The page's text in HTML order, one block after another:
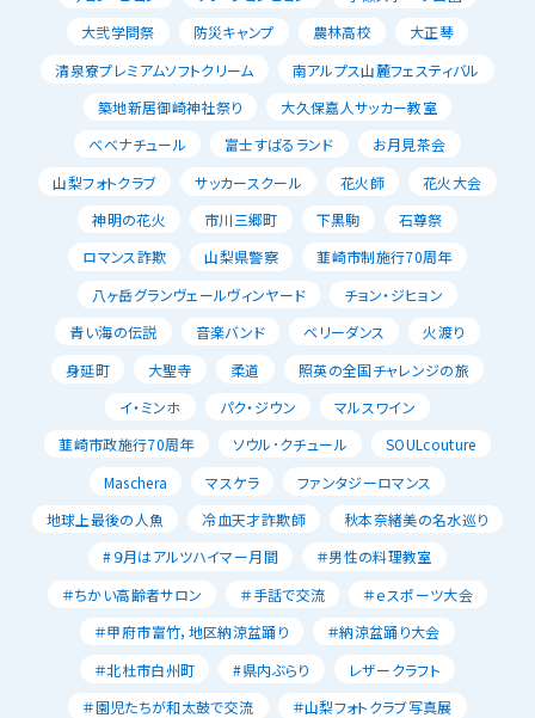
大弐学問祭
防災キャンプ 農林高校
大正琴
清泉寮プレミアムソフトクリーム
南アルプス山麓フェスティバル
築地新居御崎神社祭り
大久保嘉人サッカー教室
べべナチュール
富士すばるランド
お月見茶会
山梨フォトクラブ
サッカースクール 花火師
花火大会
神明の花火
市川三郷町 下黒駒
石尊祭
ロマンス詐欺
山梨県警察
韮崎市制施行70周年
八ヶ岳グランヴェールヴィンヤード
チョン・ジヒョン
青い海の伝説
音楽バンド ベリーダンス
火渡り
身延町
大聖寺 柔道
照英の全国チャレンジの旅
イ・ミンホ
パク・ジウン
マルスワイン
韮崎市政施行70周年
ソウル･クチュール
SOULcouture
Maschera
マスケラ
ファンタジーロマンス
地球上最後の人魚
冷血天才詐欺師
秋本奈緒美の名水巡り
#９月はアルツハイマー月間
＃男性の料理教室
＃ちかい高齢者サロン
＃手話で交流
＃ｅスポーツ大会
＃甲府市富竹，地区納涼盆踊り
＃納涼盆踊り大会
＃北杜市白州町
#県内ぶらり
レザークラフト
＃園児たちが和太鼓で交流
＃山梨フォトクラブ写真展